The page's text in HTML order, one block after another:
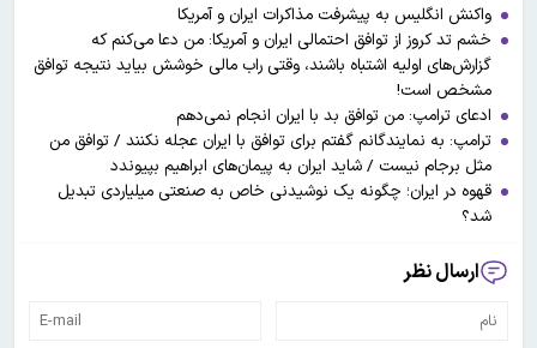
واکنش انگلیس به پیشرفت مذاکرات ایران و آمریکا
خشم تد کروز از توافق احتمالی ایران و آمریکا: من دعا می‌کنم که
گزارش‌های اولیه اشتباه باشند، وقتی راب مالی خوشش بیاید نتیجه توافق
مشخص است!
ادعای ترامپ: من توافق بد با ایران انجام نمی‌دهم
ترامپ: به نمایندگانم گفتم برای توافق با ایران عجله نکنند / توافق من
مثل برجام نیست / شاید ایران به پیمان‌های ابراهیم بپیوندد
قهوه در ایران؛ چگونه یک نوشیدنی خاص به صنعتی میلیاردی تبدیل
شد؟
ارسال نظر